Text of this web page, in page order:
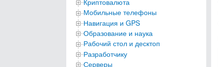
Мобильные телефоны
Навигация и GPS
Образование и наука
Рабочий стол и десктоп
Разработчику
Серверы